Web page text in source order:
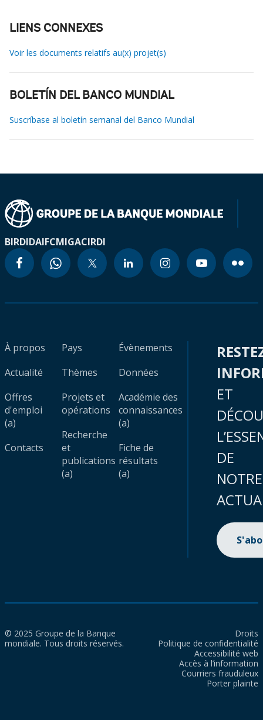
LIENS CONNEXES
Voir les documents relatifs au(x) projet(s)
BOLETÍN DEL BANCO MUNDIAL
Suscríbase al boletín semanal del Banco Mundial
BIRDIDAIFCMIGACIRDI
À propos
Actualité
Offres
d'emploi
(a)
Contacts
Pays
Thèmes
Projets et
opérations
Recherche
et
publications
(a)
Évènements
Données
Académie des
connaissances
(a)
Fiche de
résultats
(a)
ET
DE
NOTRE
© 2025 Groupe de la Banque
mondiale. Tous droits réservés.
Droits
Politique de confidentialité
Accessibilité web
Accès à l’information
Courriers frauduleux
Porter plainte